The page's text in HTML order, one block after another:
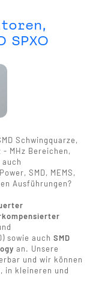
SPXO
Schwingquarze,
MHz Bereichen,
auch
SMD, MEMS,
Ausführungen?
sowie auch SMD
an. Unsere
und wir können
in kleineren und